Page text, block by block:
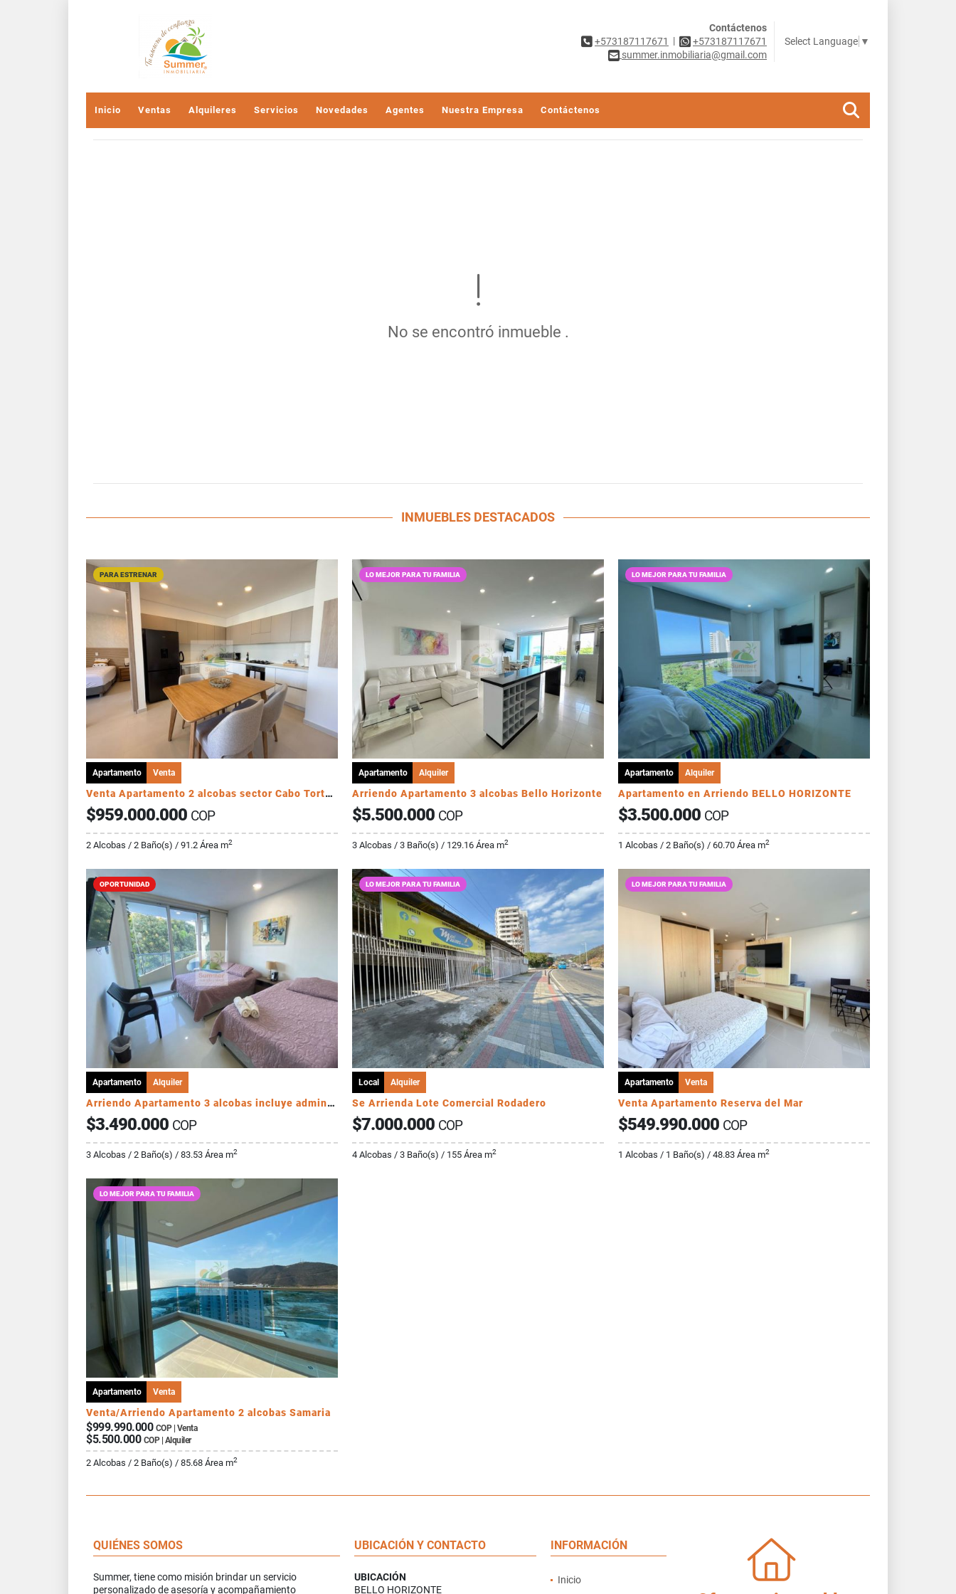
Contáctenos
+573187117671
|
+573187117671
summer.inmobiliaria@gmail.com
Select Language ▼
Inicio Ventas Alquileres Servicios Novedades Agentes Nuestra Empresa Contáctenos
No se encontró inmueble .
INMUEBLES DESTACADOS
PARA ESTRENAR
Apartamento Venta
Venta Apartamento 2 alcobas sector Cabo Tortuga
$959.000.000 COP
2 Alcobas / 2 Baño(s) / 91.2 Área m2
LO MEJOR PARA TU FAMILIA
Apartamento Alquiler
Arriendo Apartamento 3 alcobas Bello Horizonte
$5.500.000 COP
3 Alcobas / 3 Baño(s) / 129.16 Área m2
LO MEJOR PARA TU FAMILIA
Apartamento Alquiler
Apartamento en Arriendo BELLO HORIZONTE
$3.500.000 COP
1 Alcobas / 2 Baño(s) / 60.70 Área m2
OPORTUNIDAD
Apartamento Alquiler
Arriendo Apartamento 3 alcobas incluye administración
$3.490.000 COP
3 Alcobas / 2 Baño(s) / 83.53 Área m2
LO MEJOR PARA TU FAMILIA
Local Alquiler
Se Arrienda Lote Comercial Rodadero
$7.000.000 COP
4 Alcobas / 3 Baño(s) / 155 Área m2
LO MEJOR PARA TU FAMILIA
Apartamento Venta
Venta Apartamento Reserva del Mar
$549.990.000 COP
1 Alcobas / 1 Baño(s) / 48.83 Área m2
LO MEJOR PARA TU FAMILIA
Apartamento Venta
Venta/Arriendo Apartamento 2 alcobas Samaria
$999.990.000 COP | Venta
$5.500.000 COP | Alquiler
2 Alcobas / 2 Baño(s) / 85.68 Área m2
QUIÉNES SOMOS
Summer, tiene como misión brindar un servicio
personalizado de asesoría y acompañamiento
UBICACIÓN Y CONTACTO
UBICACIÓN
BELLO HORIZONTE
INFORMACIÓN
Inicio